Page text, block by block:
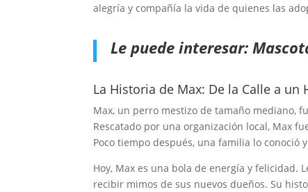
alegría y compañía la vida de quienes las
Le puede interesar:
La Historia de Max: De la Calle a un
Max, un perro mestizo de tamaño mediano,
Rescatado por una organización local, Max
Poco tiempo después, una familia lo conoció
Hoy, Max es una bola de energía y felicidad.
recibir mimos de sus nuevos dueños. Su